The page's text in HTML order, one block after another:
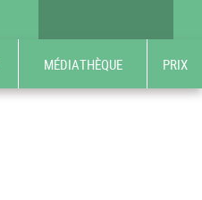
MÉDIATHÈQUE PRIX